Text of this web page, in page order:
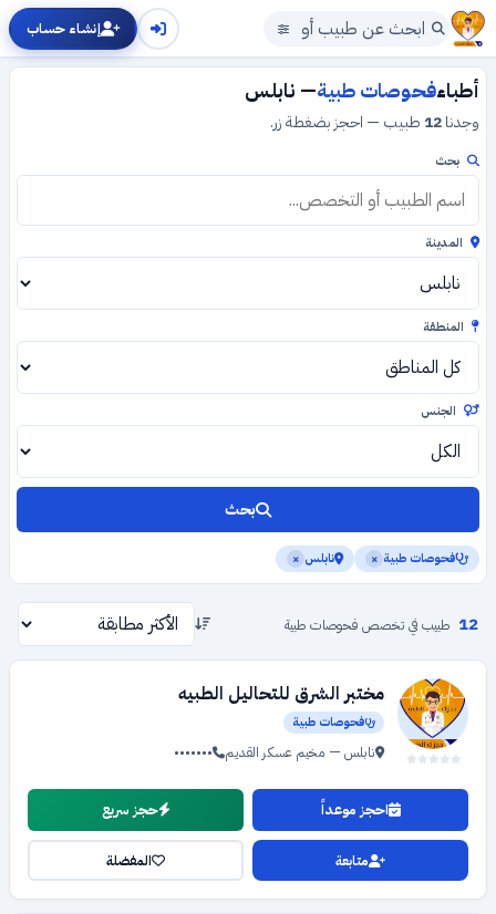
إنشاء حساب
أطباءفحوصات طبية— نابلس
وجدنا12طبيب — احجز بضغطة زر.
بحث
المدينة
المنطقة
الجنس
بحث
فحوصات طبية × نابلس ×
12 طبيب في تخصص فحوصات طبية
مختبر الشرق للتحاليل الطبيه
فحوصات طبية
نابلس — مخيم عسكر القديم •••••••
احجز موعداً حجز سريع
متابعة المفضلة